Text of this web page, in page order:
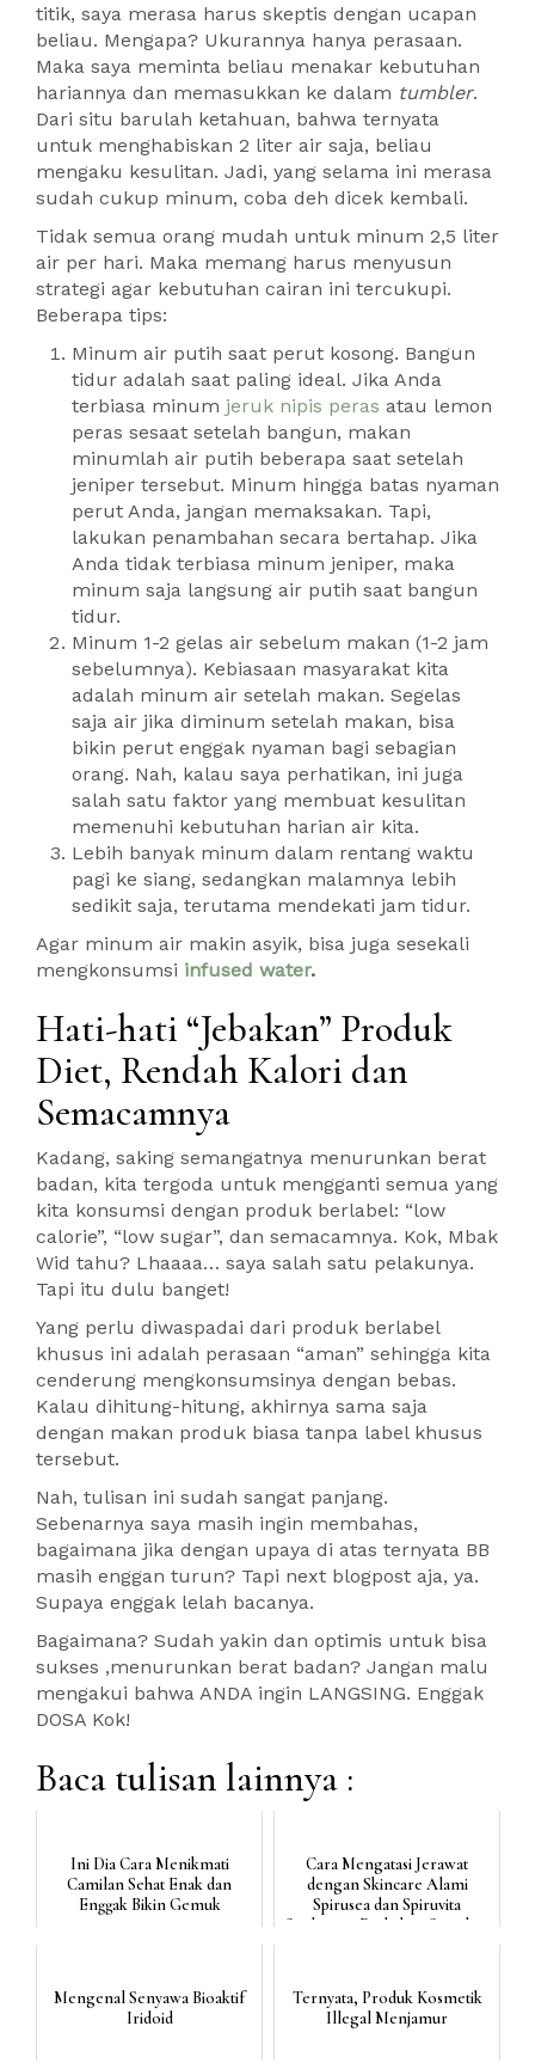
titik, saya merasa harus skeptis dengan ucapan
beliau. Mengapa? Ukurannya hanya perasaan.
Maka saya meminta beliau menakar kebutuhan
hariannya dan memasukkan ke dalam tumbler.
Dari situ barulah ketahuan, bahwa ternyata
untuk menghabiskan 2 liter air saja, beliau
mengaku kesulitan. Jadi, yang selama ini merasa
sudah cukup minum, coba deh dicek kembali.
Tidak semua orang mudah untuk minum 2,5 liter
air per hari. Maka memang harus menyusun
strategi agar kebutuhan cairan ini tercukupi.
Beberapa tips:
Minum air putih saat perut kosong. Bangun
tidur adalah saat paling ideal. Jika Anda
terbiasa minum jeruk nipis peras atau lemon
peras sesaat setelah bangun, makan
minumlah air putih beberapa saat setelah
jeniper tersebut. Minum hingga batas nyaman
perut Anda, jangan memaksakan. Tapi,
lakukan penambahan secara bertahap. Jika
Anda tidak terbiasa minum jeniper, maka
minum saja langsung air putih saat bangun
tidur.
Minum 1-2 gelas air sebelum makan (1-2 jam
sebelumnya). Kebiasaan masyarakat kita
adalah minum air setelah makan. Segelas
saja air jika diminum setelah makan, bisa
bikin perut enggak nyaman bagi sebagian
orang. Nah, kalau saya perhatikan, ini juga
salah satu faktor yang membuat kesulitan
memenuhi kebutuhan harian air kita.
Lebih banyak minum dalam rentang waktu
pagi ke siang, sedangkan malamnya lebih
sedikit saja, terutama mendekati jam tidur.
Agar minum air makin asyik, bisa juga sesekali
mengkonsumsi infused water.
Hati-hati “Jebakan” Produk
Diet, Rendah Kalori dan
Semacamnya
Kadang, saking semangatnya menurunkan berat
badan, kita tergoda untuk mengganti semua yang
kita konsumsi dengan produk berlabel: “low
calorie”, “low sugar”, dan semacamnya. Kok, Mbak
Wid tahu? Lhaaaa… saya salah satu pelakunya.
Tapi itu dulu banget!
Yang perlu diwaspadai dari produk berlabel
khusus ini adalah perasaan “aman” sehingga kita
cenderung mengkonsumsinya dengan bebas.
Kalau dihitung-hitung, akhirnya sama saja
dengan makan produk biasa tanpa label khusus
tersebut.
Nah, tulisan ini sudah sangat panjang.
Sebenarnya saya masih ingin membahas,
bagaimana jika dengan upaya di atas ternyata BB
masih enggan turun? Tapi next blogpost aja, ya.
Supaya enggak lelah bacanya.
Bagaimana? Sudah yakin dan optimis untuk bisa
sukses ,menurunkan berat badan? Jangan malu
mengakui bahwa ANDA ingin LANGSING. Enggak
DOSA Kok!
Baca tulisan lainnya :
Ini Dia Cara Menikmati
Camilan Sehat Enak dan
Enggak Bikin Gemuk
Cara Mengatasi Jerawat
dengan Skincare Alami
Spirusea dan Spiruvita
Suplemen Berbahan Spirulina
Mengenal Senyawa Bioaktif
Iridoid
Ternyata, Produk Kosmetik
Illegal Menjamur